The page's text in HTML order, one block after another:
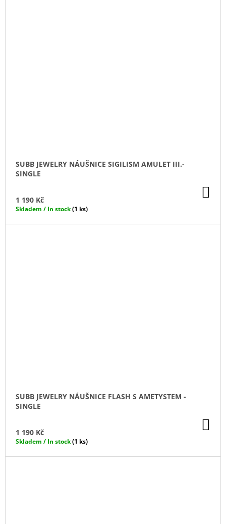
SUBB JEWELRY NÁUŠNICE SIGILISM AMULET III.-
SINGLE
1 190 Kč
Skladem / In stock(1 ks)
SUBB JEWELRY NÁUŠNICE FLASH S AMETYSTEM -
SINGLE
1 190 Kč
Skladem / In stock(1 ks)